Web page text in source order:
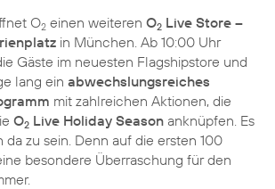
O2 einen weiteren O2 Live Store –
in München. Ab 10:00 Uhr
Gäste im neuesten Flagshipstore und
lang ein abwechslungsreiches
mit zahlreichen Aktionen, die
O2 Live Holiday Season anknüpfen. Es
da zu sein. Denn auf die ersten 100
besondere Überraschung für den